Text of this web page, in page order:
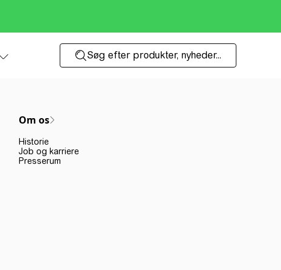
Søg efter produkter, nyheder...
Om os
Historie
Job og karriere
Presserum